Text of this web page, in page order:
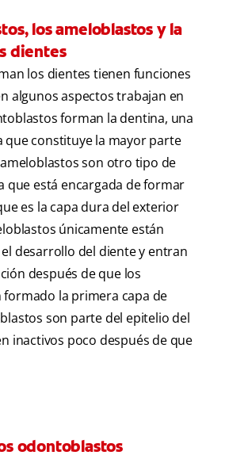
los ameloblastos y la
dientes
los dientes tienen funciones
algunos aspectos trabajan en
forman la dentina, una
que constituye la mayor parte
son otro tipo de
que está encargada de formar
es la capa dura del exterior
únicamente están
desarrollo del diente y entran
después de que los
la primera capa de
son parte del epitelio del
inactivos poco después de que
odontoblastos